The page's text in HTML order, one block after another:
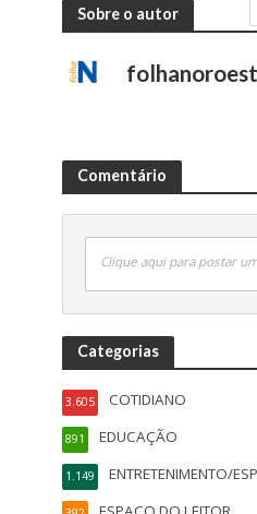
Sobre o autor
Comentário
Clique aqui para postar
Categorias
COTIDIANO
3.605
EDUCAÇÃO
891
ENTRETENIMENTO/
1.149